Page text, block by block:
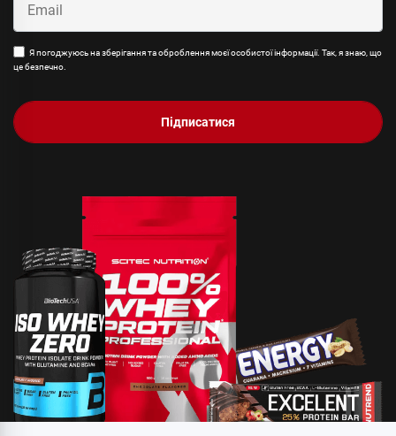
Я погоджуюсь на зберігання та оброблення моєї особистої інформації. Так, я знаю, що
це безпечно.
Підписатися